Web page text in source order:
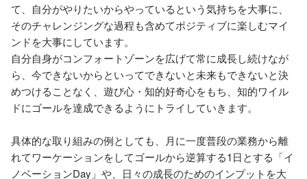
て、自分がやりたいからやっているという気持ちを大事に、
そのチャレンジングな過程も含めてポジティブに楽しむマイ
ンドを大事にしています。
自分自身がコンフォートゾーンを広げて常に成長し続けなが
ら、今できないからといってできないと未来もできないと決
めつけることなく、遊び心・知的好奇心をもち、知的ワイル
ドにゴールを達成できるようにトライしていきます。
具体的な取り組みの例としても、月に一度普段の業務から離
れてワーケーションをしてゴールから逆算する1日とする「イ
ノベーションDay」や、日々の成長のためのインプットを大